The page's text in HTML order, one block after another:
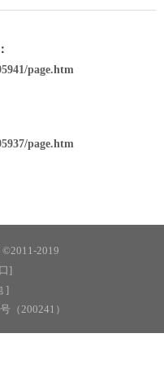
page.htm
page.htm
2019
]
]
（200241）